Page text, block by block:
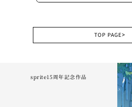
TOP PAGE>
sprite15周年記念作品